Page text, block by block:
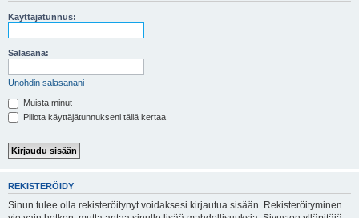
Käyttäjätunnus:
Salasana:
Unohdin salasanani
Muista minut
Piilota käyttäjätunnukseni tällä kertaa
REKISTERÖIDY
Sinun tulee olla rekisteröitynyt voidaksesi kirjautua sisään. Rekisteröityminen